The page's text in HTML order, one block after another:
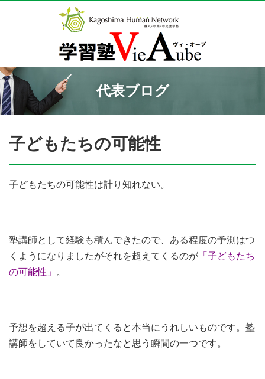
代表ブログ
子どもたちの可能性
子どもたちの可能性は計り知れない。
塾講師として経験も積んできたので、ある程度の予測はつ
くようになりましたがそれを超えてくるのが 「子どもたち
の可能性」 。
予想を超える子が出てくると本当にうれしいものです。塾
講師をしていて良かったなと思う瞬間の一つです。